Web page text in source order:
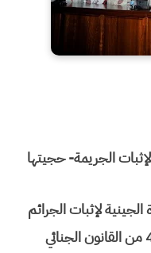
الجريمة- حجيتها
الجينية لإثبات الجرائم
المعاقب عليها في الفصلين 490 و491 من القانون الجنائي